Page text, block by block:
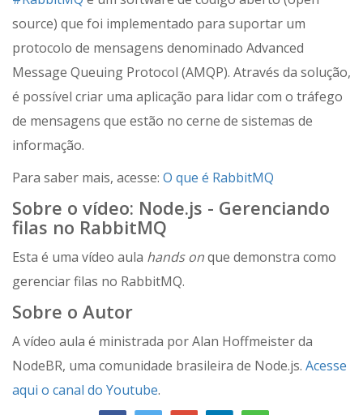
source) que foi implementado para suportar um
protocolo de mensagens denominado Advanced
Message Queuing Protocol (AMQP). Através da solução,
é possível criar uma aplicação para lidar com o tráfego
de mensagens que estão no cerne de sistemas de
informação.
Para saber mais, acesse: O que é RabbitMQ
Sobre o vídeo: Node.js - Gerenciando
filas no RabbitMQ
Esta é uma vídeo aula hands onque demonstra como
gerenciar filas no RabbitMQ.
Sobre o Autor
A vídeo aula é ministrada por Alan Hoffmeister da
NodeBR, uma comunidade brasileira de Node.js. Acesse
aqui o canal do Youtube.